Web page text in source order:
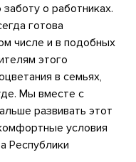
о работниках.
готова
числе и в подобных
этого
в семьях,
Мы вместе с
развивать этот
условия
Республики